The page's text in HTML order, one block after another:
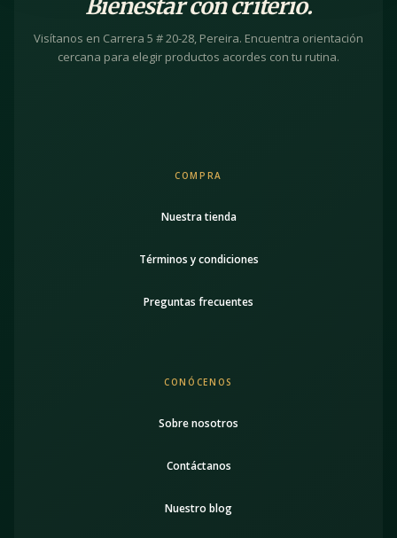
Bienestar con criterio.
Visítanos en Carrera 5 # 20-28, Pereira. Encuentra orientación
cercana para elegir productos acordes con tu rutina.
COMPRA
Nuestra tienda
Términos y condiciones
Preguntas frecuentes
CONÓCENOS
Sobre nosotros
Contáctanos
Nuestro blog